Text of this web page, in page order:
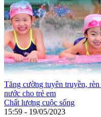
Tăng cường tuyên truyền,
nước cho trẻ em
Chất lượng cuộc sống
15:59 - 19/05/2023